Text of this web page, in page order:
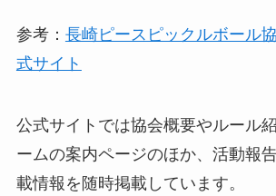
参考： 長崎ピースピックルボール
式サイト
公式サイトでは協会概要やルール
ームの案内ページのほか、活動報
載情報を随時掲載しています。